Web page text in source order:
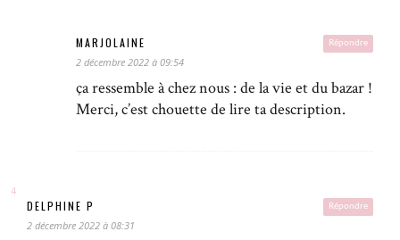
Répondre
MARJOLAINE
2 décembre 2022 à 09:54
ça ressemble à chez nous : de la vie et du bazar !
Merci, c’est chouette de lire ta description.
Répondre
DELPHINE P
2 décembre 2022 à 08:31